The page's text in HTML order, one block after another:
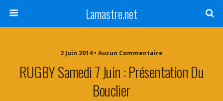
Lamastre.net
2 Juin 2014 • Aucun Commentaire
RUGBY Samedi 7 Juin : Présentation Du
Bouclier